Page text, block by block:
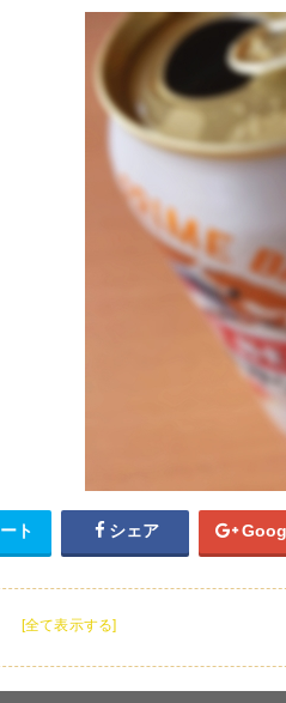
ト シェア
[全て表示する]